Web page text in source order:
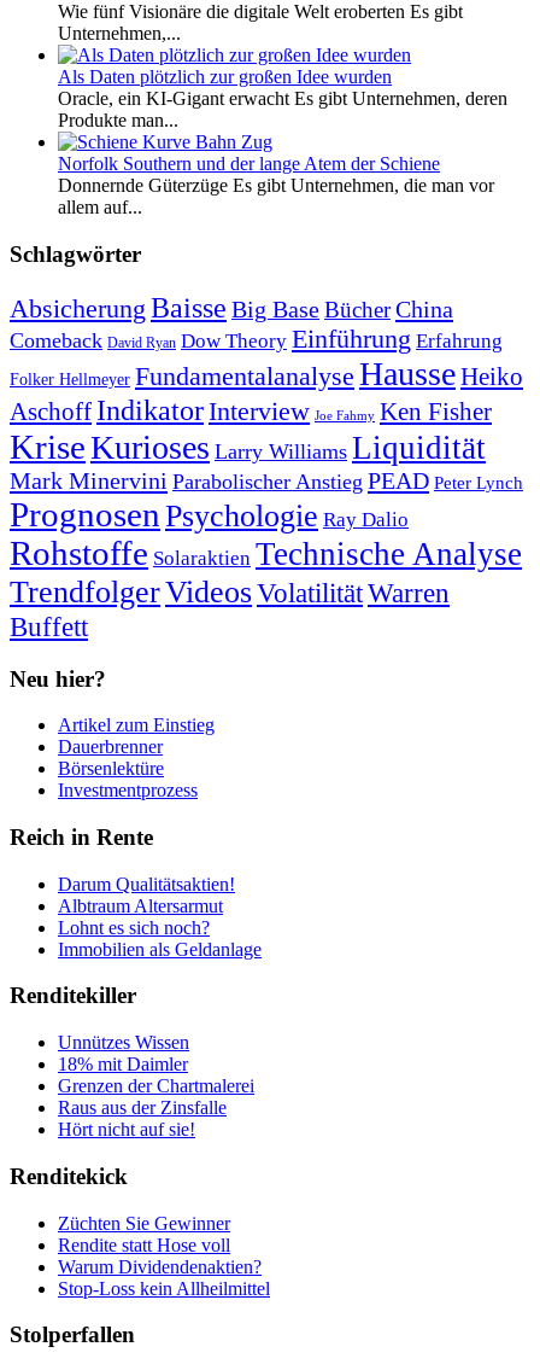
Wie fünf Visionäre die digitale Welt eroberten Es gibt
Unternehmen,...
Als Daten plötzlich zur großen Idee wurden
Oracle, ein KI-Gigant erwacht Es gibt Unternehmen, deren
Produkte man...
Norfolk Southern und der lange Atem der Schiene
Donnernde Güterzüge Es gibt Unternehmen, die man vor
allem auf...
Schlagwörter
Absicherung Baisse Big BaseBücherChina
Comeback David Ryan Dow Theory Einführung Erfahrung
Folker Hellmeyer Fundamentalanalyse HausseHeiko
Aschoff IndikatorInterview Joe Fahmy Ken Fisher
KriseKurioses Larry Williams Liquidität
Mark Minervini Parabolischer Anstieg PEAD Peter Lynch
Prognosen Psychologie Ray Dalio
Rohstoffe Solaraktien Technische Analyse
TrendfolgerVideosVolatilitätWarren
Buffett
Neu hier?
Artikel zum Einstieg
Dauerbrenner
Börsenlektüre
Investmentprozess
Reich in Rente
Darum Qualitätsaktien!
Albtraum Altersarmut
Lohnt es sich noch?
Immobilien als Geldanlage
Renditekiller
Unnützes Wissen
18% mit Daimler
Grenzen der Chartmalerei
Raus aus der Zinsfalle
Hört nicht auf sie!
Renditekick
Züchten Sie Gewinner
Rendite statt Hose voll
Warum Dividendenaktien?
Stop-Loss kein Allheilmittel
Stolperfallen